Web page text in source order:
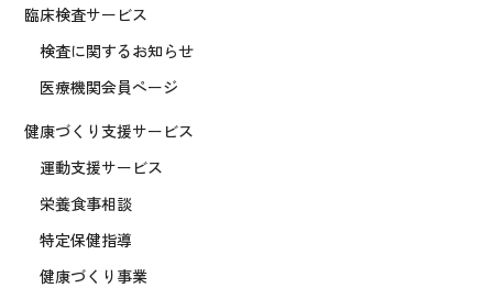
臨床検査サービス
検査に関するお知らせ
医療機関会員ページ
健康づくり支援サービス
運動支援サービス
栄養食事相談
特定保健指導
健康づくり事業